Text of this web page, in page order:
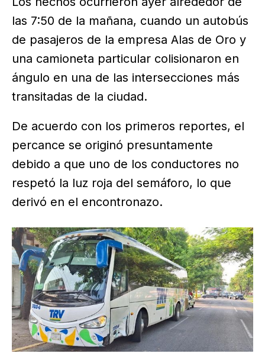
las 7:50 de la mañana, cuando un autobús
de pasajeros de la empresa Alas de Oro y
una camioneta particular colisionaron en
ángulo en una de las intersecciones más
transitadas de la ciudad.
De acuerdo con los primeros reportes, el
percance se originó presuntamente
debido a que uno de los conductores no
respetó la luz roja del semáforo, lo que
derivó en el encontronazo.